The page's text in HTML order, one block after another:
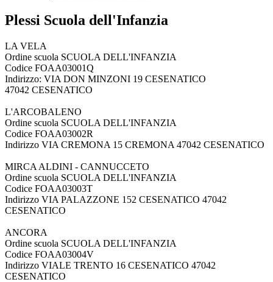
Plessi Scuola dell'Infanzia
LA VELA
Ordine scuola SCUOLA DELL'INFANZIA
Codice FOAA03001Q
Indirizzo: VIA DON MINZONI 19 CESENATICO
47042 CESENATICO
L'ARCOBALENO
Ordine scuola SCUOLA DELL'INFANZIA
Codice FOAA03002R
Indirizzo VIA CREMONA 15 CREMONA 47042 CESENATICO
MIRCA ALDINI - CANNUCCETO
Ordine scuola SCUOLA DELL'INFANZIA
Codice FOAA03003T
Indirizzo VIA PALAZZONE 152 CESENATICO 47042
CESENATICO
ANCORA
Ordine scuola SCUOLA DELL'INFANZIA
Codice FOAA03004V
Indirizzo VIALE TRENTO 16 CESENATICO 47042
CESENATICO